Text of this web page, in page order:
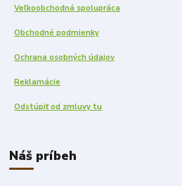
Veľkoobchodná spolupráca
Obchodné podmienky
Ochrana osobných údajov
Reklamácie
Odstúpiť od zmluvy tu
Náš príbeh